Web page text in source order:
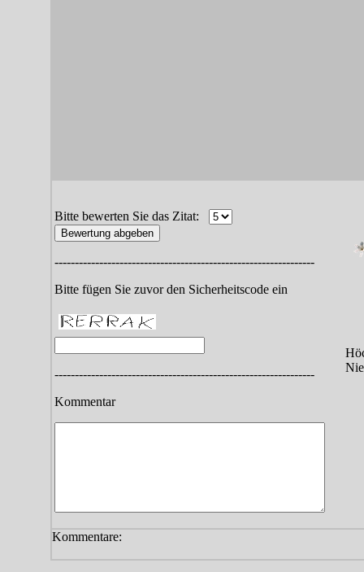
Bitte bewerten Sie das Zitat:
----------------------------------------------------------------
Bitte fügen Sie zuvor den Sicherheitscode ein
----------------------------------------------------------------
Kommentar
Kommentare: